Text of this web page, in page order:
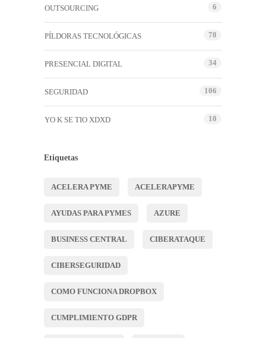
OUTSOURCING 6
PÍLDORAS TECNOLÓGICAS 78
PRESENCIAL DIGITAL 34
SEGURIDAD 106
YO K SE TIO XDXD 10
Etiquetas
ACELERA PYME ACELERAPYME
AYUDAS PARA PYMES AZURE
BUSINESS CENTRAL CIBERATAQUE
CIBERSEGURIDAD
COMO FUNCIONA DROPBOX
CUMPLIMIENTO GDPR